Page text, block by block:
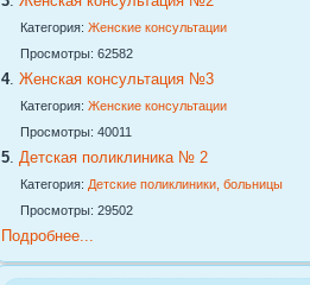
Категория: Женские консультации
Просмотры: 62582
4. Женская консультация №3
Категория: Женские консультации
Просмотры: 40011
5. Детская поликлиника № 2
Категория: Детские поликлиники, больницы
Просмотры: 29502
Подробнее...